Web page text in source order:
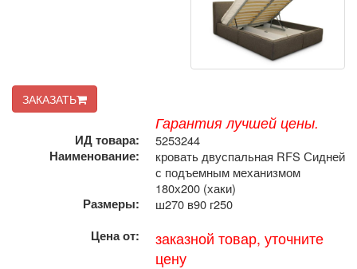
ЗАКАЗАТЬ
Гарантия лучшей цены.
ИД товара:
5253244
Наименование:
кровать двуспальная RFS Сидней
с подъемным механизмом
180х200 (хаки)
Размеры:
ш270 в90 г250
Цена от:
заказной товар, уточните
цену